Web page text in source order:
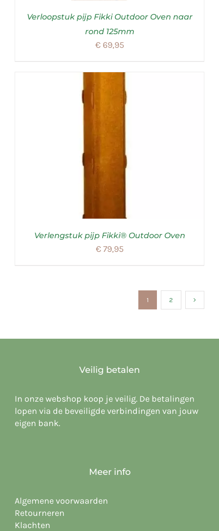
Verloopstuk pijp Fikki Outdoor Oven naar
rond 125mm
€69,95
Verlengstuk pijp Fikki® Outdoor Oven
€79,95
1 2
Veilig betalen
In onze webshop koop je veilig. De betalingen
lopen via de beveiligde verbindingen van jouw
eigen bank.
Meer info
Algemene voorwaarden
Retourneren
Klachten